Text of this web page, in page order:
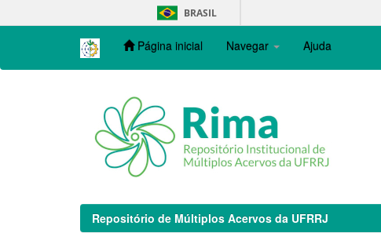
navigation
BRASIL
Página inicial Navegar Ajuda
Repositório de Múltiplos Acervos da UFRRJ